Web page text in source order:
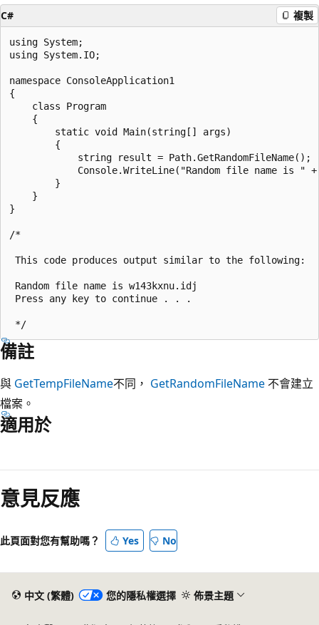
C# 複製
using System;
using System.IO;
namespace ConsoleApplication1
{
    class Program
    {
        static void Main(string[] args)
        {
            string result = Path.GetRandomFileName();
Console.WriteLine("Random file name is "
        }
    }
}
/*
This code produces output similar to the following:
Random file name is w143kxnu.idj
Press any key to continue . . .
備註
與 GetTempFileName不同， GetRandomFileName 不會建立
檔案。
適用於
讀
模
已
用
意見反應
此頁面對您有幫助嗎？ Yes No
中文 (繁體) 您的隱私權選擇 佈景主題